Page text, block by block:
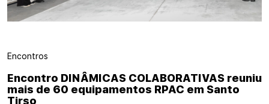
Encontros
Encontro DINÂMICAS COLABORATIVAS reuniu
mais de 60 equipamentos RPAC em Santo
Tirso